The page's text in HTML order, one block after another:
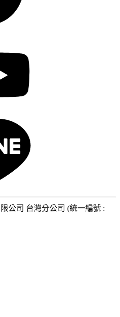
公司 台灣分公司 (統一編號 :